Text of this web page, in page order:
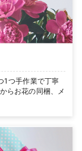
1つ手作業で丁寧
らお花の同梱、メ